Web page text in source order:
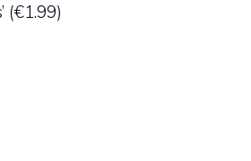
(€1.99)